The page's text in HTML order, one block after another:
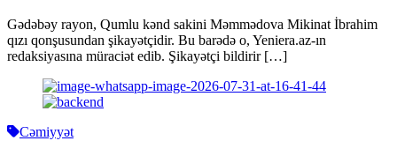
Gədəbəy rayon, Qumlu kənd sakini Məmmədova Mikinat İbrahim
qızı qonşusundan şikayətçidir. Bu barədə o, Yeniera.az-ın
redaksiyasına müraciət edib. Şikayətçi bildirir […]
Cəmiyyət